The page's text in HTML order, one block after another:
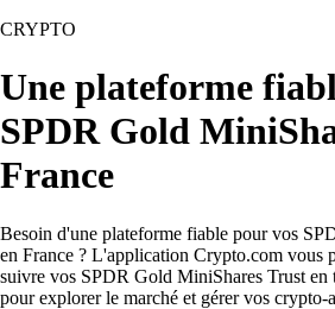
CRYPTO
Une plateforme
SPDR Gold
France
Besoin d'une plateforme fiable pour vos
en France ? L'application Crypto.com vous
suivre vos SPDR Gold MiniShares Trust en
pour explorer le marché et gérer vos crypto-